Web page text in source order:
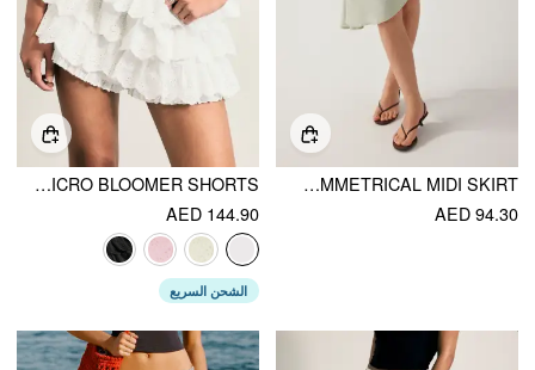
CHIFFON LOW RISE FLORAL EMBROIDERY ASYMMETRICAL MIDI SKIRT
AED 94.30
COTTON-BLEND LOW RISE SOLID LAYERED MICRO BLOOMER SHORTS
AED 144.90
الشحن السريع